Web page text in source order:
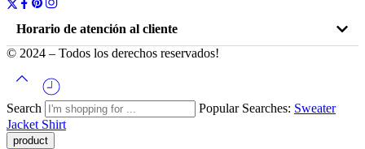
Horario de atención al cliente
© 2024 – Todos los derechos reservados!
Search Popular Searches: Sweater
Jacket Shirt